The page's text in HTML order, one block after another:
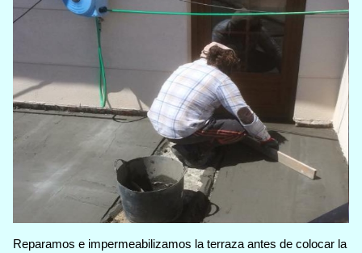
Reparamos e impermeabilizamos la terraza antes de colocar la